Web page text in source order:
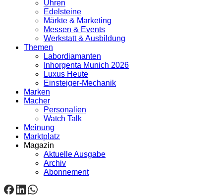
Uhren
Edelsteine
Märkte & Marketing
Messen & Events
Werkstatt & Ausbildung
Themen
Labordiamanten
Inhorgenta Munich 2026
Luxus Heute
Einsteiger-Mechanik
Marken
Macher
Personalien
Watch Talk
Meinung
Marktplatz
Magazin
Aktuelle Ausgabe
Archiv
Abonnement